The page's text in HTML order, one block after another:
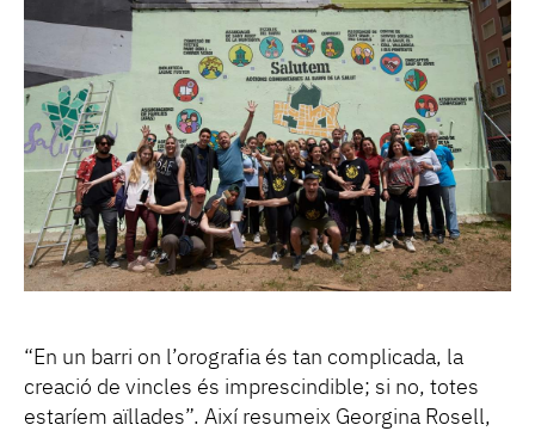
“En un barri on l’orografia és tan complicada, la
creació de vincles és imprescindible; si no, totes
estaríem aïllades”. Així resumeix Georgina Rosell,